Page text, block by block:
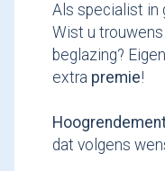
Als specialist in
Wist u
beglazing?
extra premie!
dat volgens